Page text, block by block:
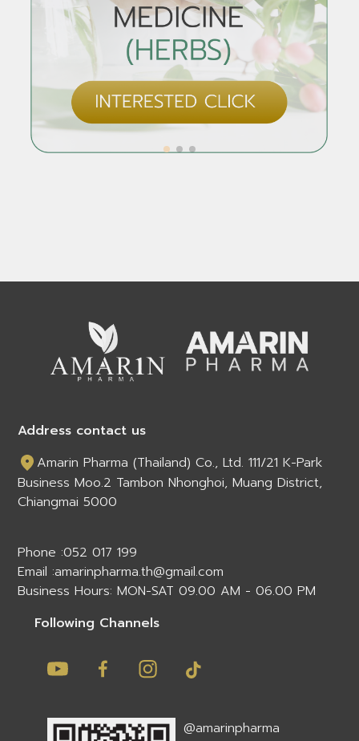
Address contact us
Amarin Pharma (Thailand) Co., Ltd. 111/21 K-Park
Business Moo.2 Tambon Nhonghoi, Muang District,
Chiangmai 5000
Phone :052 017 199
Email :amarinpharma.th@gmail.com
Business Hours: MON-SAT 09.00 AM - 06.00 PM
Following Channels
@amarinpharma